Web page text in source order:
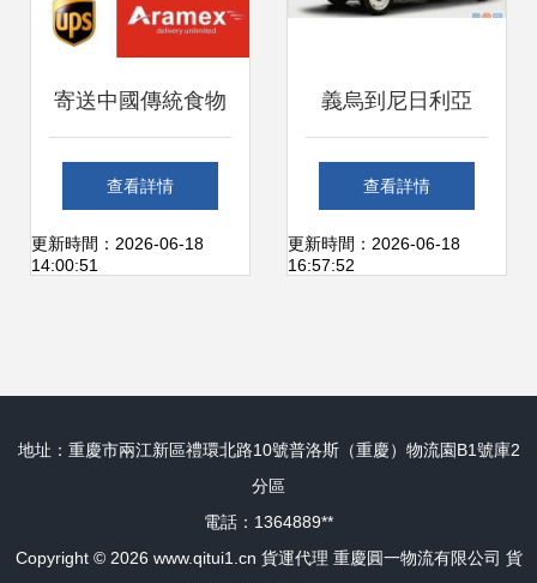
寄送中國傳統食物
到美國的指南與物
流解答
查看詳情
更新時間：2026-06-18
14:00:51
義烏到尼日利亞
FEDEX國際快遞一
級代理 為何浙江金
查看詳情
更新時間：2026-06-18
16:57:52
地址：重慶市兩江新區禮環北路10號普洛斯（重慶）物流園B1號庫2
分區
電話：1364889**
Copyright © 2026 www.qitui1.cn 貨運代理 重慶圓一物流有限公司 貨